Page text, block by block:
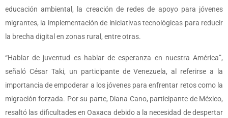
educación ambiental, la creación de redes de apoyo para jóvenes
migrantes, la implementación de iniciativas tecnológicas para reducir
la brecha digital en zonas rural, entre otras.
“Hablar de juventud es hablar de esperanza en nuestra América”,
señaló César Taki, un participante de Venezuela, al referirse a la
importancia de empoderar a los jóvenes para enfrentar retos como la
migración forzada. Por su parte, Diana Cano, participante de México,
resaltó las dificultades en Oaxaca debido a la necesidad de despertar